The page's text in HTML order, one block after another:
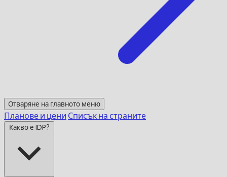
Отваряне на главното меню
Планове и цени Списък на страните
Какво е IDP?